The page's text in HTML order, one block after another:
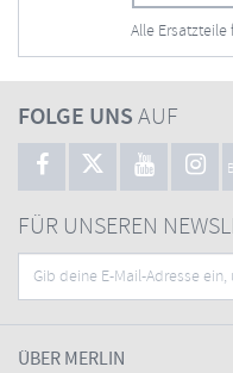
Alle
FOLGE UNSAUF
FÜR UNSEREN
ÜBER MERLIN